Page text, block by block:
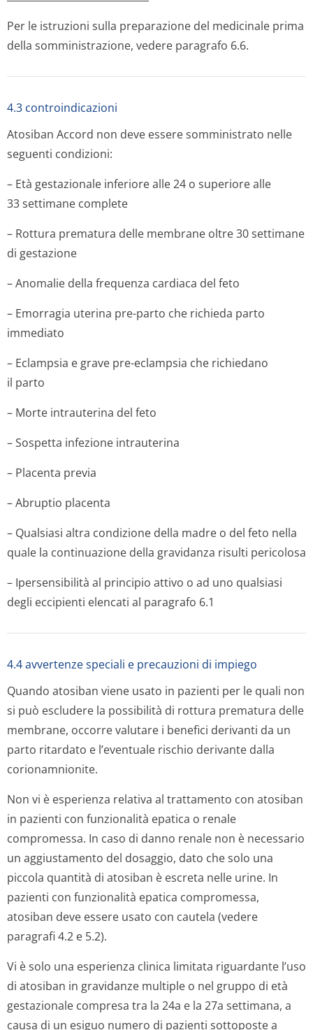
Per le istruzioni sulla preparazione del medicinale prima
della somministrazione, vedere paragrafo 6.6.
4.3 controindicazioni
Atosiban Accord non deve essere somministrato nelle
seguenti condizioni:
– Età gestazionale inferiore alle 24 o superiore alle
33 settimane complete
– Rottura prematura delle membrane oltre 30 settimane
di gestazione
– Anomalie della frequenza cardiaca del feto
– Emorragia uterina pre-parto che richieda parto
immediato
– Eclampsia e grave pre-eclampsia che richiedano
il parto
– Morte intrauterina del feto
– Sospetta infezione intrauterina
– Placenta previa
– Abruptio placenta
– Qualsiasi altra condizione della madre o del feto nella
quale la continuazione della gravidanza risulti pericolosa
– Ipersensibilità al principio attivo o ad uno qualsiasi
degli eccipienti elencati al paragrafo 6.1
4.4 avvertenze speciali e precauzioni di impiego
Quando atosiban viene usato in pazienti per le quali non
si può escludere la possibilità di rottura prematura delle
membrane, occorre valutare i benefici derivanti da un
parto ritardato e l’eventuale rischio derivante dalla
corionamnionite.
Non vi è esperienza relativa al trattamento con atosiban
in pazienti con funzionalità epatica o renale
compromessa. In caso di danno renale non è necessario
un aggiustamento del dosaggio, dato che solo una
piccola quantità di atosiban è escreta nelle urine. In
pazienti con funzionalità epatica compromessa,
atosiban deve essere usato con cautela (vedere
paragrafi 4.2 e 5.2).
Vi è solo una esperienza clinica limitata riguardante l’uso
di atosiban in gravidanze multiple o nel gruppo di età
gestazionale compresa tra la 24a e la 27a settimana, a
causa di un esiguo numero di pazienti sottoposte a